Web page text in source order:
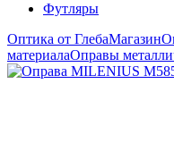
Футляры
Оптика от ГлебаМагазин
материалаОправы